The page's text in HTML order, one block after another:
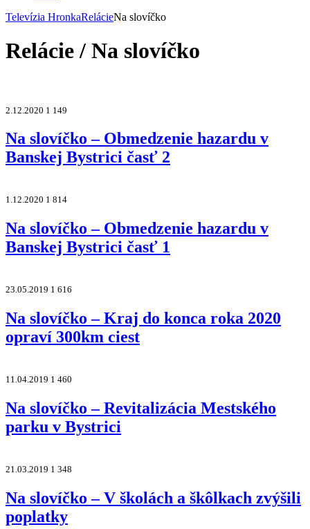
Televízia HronkaRelácieNa slovíčko
Relácie / Na slovíčko
2.12.2020 1 149
Na slovíčko – Obmedzenie hazardu v
Banskej Bystrici časť 2
1.12.2020 1 814
Na slovíčko – Obmedzenie hazardu v
Banskej Bystrici časť 1
23.05.2019 1 616
Na slovíčko – Kraj do konca roka 2020
opraví 300km ciest
11.04.2019 1 460
Na slovíčko – Revitalizácia Mestského
parku v Bystrici
21.03.2019 1 348
Na slovíčko – V školách a škôlkach zvýšili
poplatky